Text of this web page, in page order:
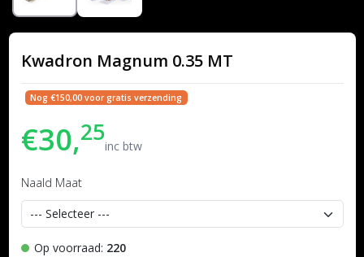
Kwadron Magnum 0.35 MT
Nog €150,00 voor gratis verzending
€30,25inc btw
Naald Maat
Op voorraad: 220